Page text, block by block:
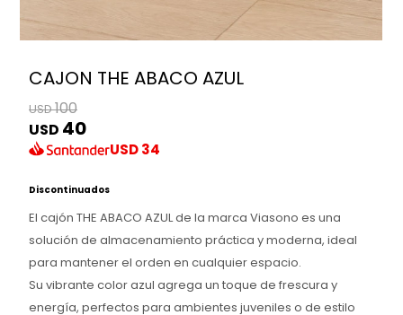
CAJON THE ABACO AZUL
USD100
USD 40
USD34
Discontinuados
El cajón THE ABACO AZUL de la marca Viasono es una
solución de almacenamiento práctica y moderna, ideal
para mantener el orden en cualquier espacio.
Su vibrante color azul agrega un toque de frescura y
energía, perfectos para ambientes juveniles o de estilo